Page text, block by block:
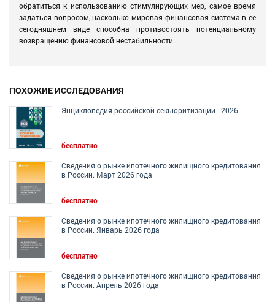
обратиться к использованию стимулирующих мер, самое время
задаться вопросом, насколько мировая финансовая система в ее
сегодняшнем виде способна противостоять потенциальному
возвращению финансовой нестабильности.
ПОХОЖИЕ ИССЛЕДОВАНИЯ
Энциклопедия российской секьюритизации - 2026
бесплатно
Сведения о рынке ипотечного жилищного кредитования
в России. Март 2026 года
бесплатно
Сведения о рынке ипотечного жилищного кредитования
в России. Январь 2026 года
бесплатно
Сведения о рынке ипотечного жилищного кредитования
в России. Апрель 2026 года